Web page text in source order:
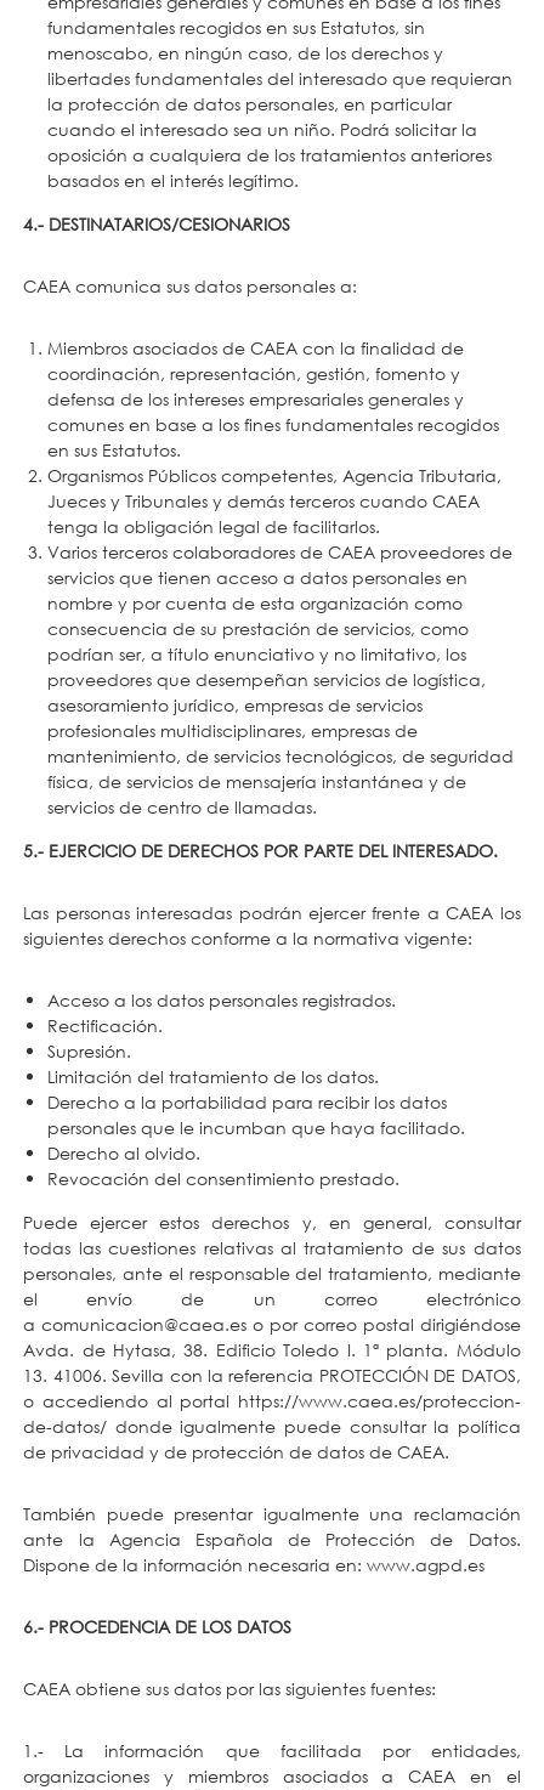
fundamentales recogidos en sus Estatutos, sin
menoscabo, en ningún caso, de los derechos y
libertades fundamentales del interesado que requieran
la protección de datos personales, en particular
cuando el interesado sea un niño. Podrá solicitar la
oposición a cualquiera de los tratamientos anteriores
basados en el interés legítimo.
4.- DESTINATARIOS/CESIONARIOS
CAEA comunica sus datos personales a:
Miembros asociados de CAEA con la finalidad de
coordinación, representación, gestión, fomento y
defensa de los intereses empresariales generales y
comunes en base a los fines fundamentales recogidos
en sus Estatutos.
Organismos Públicos competentes, Agencia Tributaria,
Jueces y Tribunales y demás terceros cuando CAEA
tenga la obligación legal de facilitarlos.
Varios terceros colaboradores de CAEA proveedores de
servicios que tienen acceso a datos personales en
nombre y por cuenta de esta organización como
consecuencia de su prestación de servicios, como
podrían ser, a título enunciativo y no limitativo, los
proveedores que desempeñan servicios de logística,
asesoramiento jurídico, empresas de servicios
profesionales multidisciplinares, empresas de
mantenimiento, de servicios tecnológicos, de seguridad
física, de servicios de mensajería instantánea y de
servicios de centro de llamadas.
5.- EJERCICIO DE DERECHOS POR PARTE DEL INTERESADO.
Las personas interesadas podrán ejercer frente a CAEA los
siguientes derechos conforme a la normativa vigente:
Acceso a los datos personales registrados.
Rectificación.
Supresión.
Limitación del tratamiento de los datos.
Derecho a la portabilidad para recibir los datos
personales que le incumban que haya facilitado.
Derecho al olvido.
Revocación del consentimiento prestado.
Puede ejercer estos derechos y, en general, consultar
todas las cuestiones relativas al tratamiento de sus datos
personales, ante el responsable del tratamiento, mediante
el envío de un correo electrónico
acomunicacion@caea.es o por correo postal dirigiéndose
Avda. de Hytasa, 38. Edificio Toledo I. 1ª planta. Módulo
13. 41006. Sevilla con la referencia PROTECCIÓN DE DATOS,
o accediendo al portal https://www.caea.es/proteccion-
de-datos/ donde igualmente puede consultar la política
de privacidad y de protección de datos de CAEA.
También puede presentar igualmente una reclamación
ante la Agencia Española de Protección de Datos.
Dispone de la información necesaria en:www.agpd.es
6.- PROCEDENCIA DE LOS DATOS
CAEA obtiene sus datos por las siguientes fuentes:
1.- La información que facilitada por entidades,
organizaciones y miembros asociados a CAEA en el